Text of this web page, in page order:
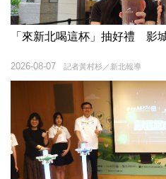
「來新北喝這杯」抽好禮 影
記者黃村杉／新北報導
2026-08-07